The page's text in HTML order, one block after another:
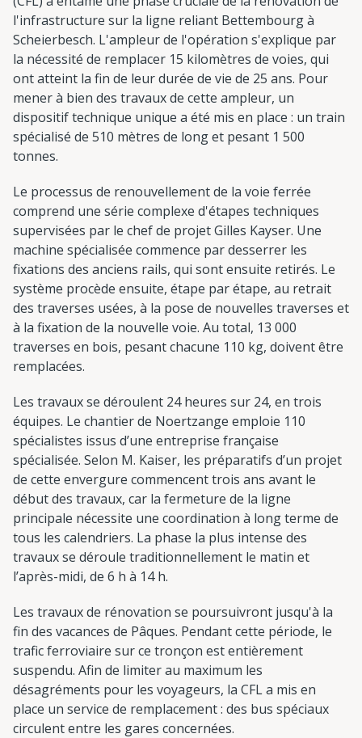
l'infrastructure sur la ligne reliant Bettembourg à
Scheierbesch. L'ampleur de l'opération s'explique par
la nécessité de remplacer 15 kilomètres de voies, qui
ont atteint la fin de leur durée de vie de 25 ans. Pour
mener à bien des travaux de cette ampleur, un
dispositif technique unique a été mis en place : un train
spécialisé de 510 mètres de long et pesant 1 500
tonnes.
Le processus de renouvellement de la voie ferrée
comprend une série complexe d'étapes techniques
supervisées par le chef de projet Gilles Kayser. Une
machine spécialisée commence par desserrer les
fixations des anciens rails, qui sont ensuite retirés. Le
système procède ensuite, étape par étape, au retrait
des traverses usées, à la pose de nouvelles traverses et
à la fixation de la nouvelle voie. Au total, 13 000
traverses en bois, pesant chacune 110 kg, doivent être
remplacées.
Les travaux se déroulent 24 heures sur 24, en trois
équipes. Le chantier de Noertzange emploie 110
spécialistes issus d’une entreprise française
spécialisée. Selon M. Kaiser, les préparatifs d’un projet
de cette envergure commencent trois ans avant le
début des travaux, car la fermeture de la ligne
principale nécessite une coordination à long terme de
tous les calendriers. La phase la plus intense des
travaux se déroule traditionnellement le matin et
l’après-midi, de 6 h à 14 h.
Les travaux de rénovation se poursuivront jusqu'à la
fin des vacances de Pâques. Pendant cette période, le
trafic ferroviaire sur ce tronçon est entièrement
suspendu. Afin de limiter au maximum les
désagréments pour les voyageurs, la CFL a mis en
place un service de remplacement : des bus spéciaux
circulent entre les gares concernées.